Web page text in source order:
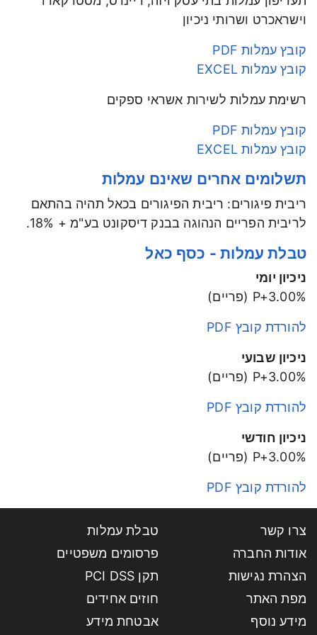
וישראכרט ושרותי ניכיון
קובץ עמלות PDF
קובץ עמלות EXCEL
רשימת עמלות לשירות אשראי ספקים
קובץ עמלות PDF
קובץ עמלות EXCEL
תשלומים אחרים שאינם עמלות
ריבית פיגורים: ריבית הפיגורים בכאל תהיה בהתאם
לריבית הפריים הנהוגה בבנק דיסקונט בע"מ + 18%.
טבלת עמלות - כסף כאל
ניכיון יומי
P+3.00% (פריים)
להורדת קובץ PDF
ניכיון שבועי
P+3.00% (פריים)
להורדת קובץ PDF
ניכיון חודשי
P+3.00% (פריים)
להורדת קובץ PDF
צרו קשר
טבלת עמלות
אודות החברה
פרסומים משפטיים
הצהרת נגישות
תקן PCI DSS
מפת האתר
חוזים אחידים
מידע נוסף
אבטחת מידע